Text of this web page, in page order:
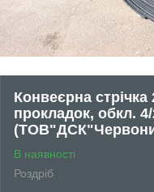
Конвеєрна
прокладок, обкл.
В наявності
Роздріб